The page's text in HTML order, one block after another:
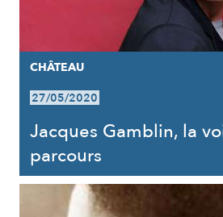
CHÂTEAU
27/05/2020
Jacques Gamblin, la
parcours